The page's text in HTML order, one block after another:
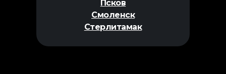
Псков
Смоленск
Стерлитамак